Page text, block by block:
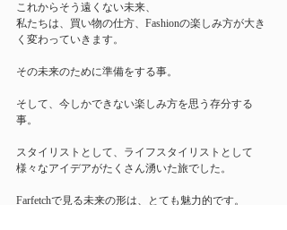
これからそう遠くない未来、
私たちは、買い物の仕方、Fashionの楽しみ方が大き
く変わっていきます。
その未来のために準備をする事。
そして、今しかできない楽しみ方を思う存分する
事。
スタイリストとして、ライフスタイリストとして
様々なアイデアがたくさん湧いた旅でした。
Farfetchで見る未来の形は、とても魅力的です。